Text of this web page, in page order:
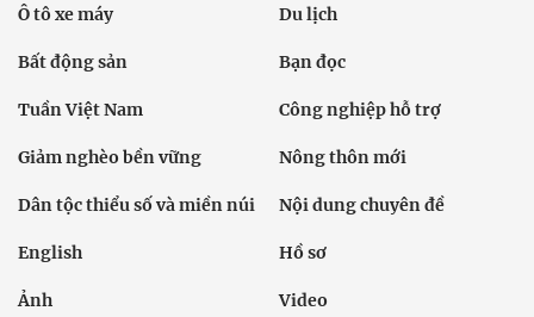
Ô tô xe máy Du lịch
Bất động sản Bạn đọc
Tuần Việt Nam Công nghiệp hỗ trợ
Giảm nghèo bền vững Nông thôn mới
Dân tộc thiểu số và miền núi Nội dung chuyên đề
English Hồ sơ
Ảnh Video